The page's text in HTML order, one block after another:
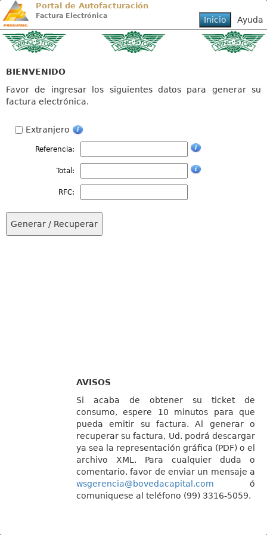
Portal de Autofacturación
Factura Electrónica
BIENVENIDO
Favor de ingresar los siguientes datos para generar su
factura electrónica.
Extranjero
Referencia:
Total:
RFC:
AVISOS
Si acaba de obtener su ticket de
consumo, espere 10 minutos para que
pueda emitir su factura. Al generar o
recuperar su factura, Ud. podrá descargar
ya sea la representación gráfica (PDF) o el
archivo XML. Para cualquier duda o
comentario, favor de enviar un mensaje a
wsgerencia@bovedacapital.com ó
comuniquese al teléfono (99) 3316-5059.